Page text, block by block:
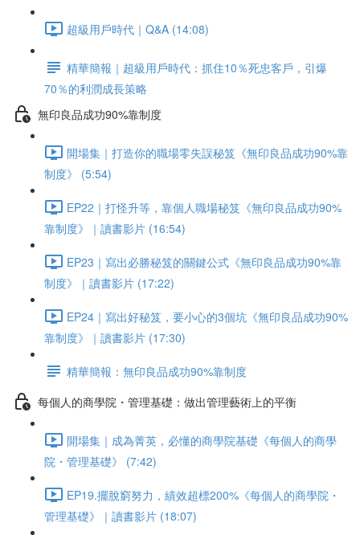
超級用戶時代｜Q&A (14:08)
精華簡報｜超級用戶時代：抓住10％死忠客戶，引爆
70％的利潤成長策略
無印良品成功90%靠制度
開場集｜打造你的職場零失誤秘笈《無印良品成功90%靠
制度》 (5:54)
EP22｜打怪升等，靠個人職場秘笈《無印良品成功90%
靠制度》｜讀書影片 (16:54)
EP23｜寫出必勝秘笈的關鍵公式《無印良品成功90%靠
制度》｜讀書影片 (17:22)
EP24｜寫出好秘笈，要小心的3個坑《無印良品成功90%
靠制度》｜讀書影片 (17:30)
精華簡報：無印良品成功90%靠制度
每個人的商學院・管理基礎：做出管理藝術上的平衡
開場集｜成為菁英，必懂的商學院基礎《每個人的商學
院・管理基礎》 (7:42)
EP19.擺脫窮努力，績效超標200%《每個人的商學院・
管理基礎》｜讀書影片 (18:07)